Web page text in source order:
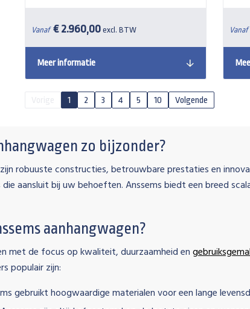
Vanaf € 2.960,00 excl. BTW
Meer informatie
Vanaf
1 2 3 4 5 10 Volgende
zo bijzonder?
robuuste constructies, betrouwbare prestaties en
aansluit bij uw behoeften. Anssems biedt een breed
aanhangwagen?
met de focus op kwaliteit, duurzaamheid en
populair zijn:
gebruikt hoogwaardige materialen voor een lange